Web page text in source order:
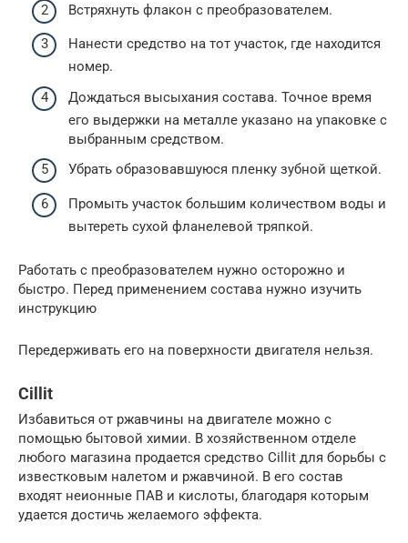
Встряхнуть флакон с преобразователем.
Нанести средство на тот участок, где находится
номер.
Дождаться высыхания состава. Точное время
его выдержки на металле указано на упаковке с
выбранным средством.
Убрать образовавшуюся пленку зубной щеткой.
Промыть участок большим количеством воды и
вытереть сухой фланелевой тряпкой.
Работать с преобразователем нужно осторожно и
быстро. Перед применением состава нужно изучить
инструкцию
Передерживать его на поверхности двигателя нельзя.
Cillit
Избавиться от ржавчины на двигателе можно с
помощью бытовой химии. В хозяйственном отделе
любого магазина продается средство Cillit для борьбы с
известковым налетом и ржавчиной. В его состав
входят неионные ПАВ и кислоты, благодаря которым
удается достичь желаемого эффекта.